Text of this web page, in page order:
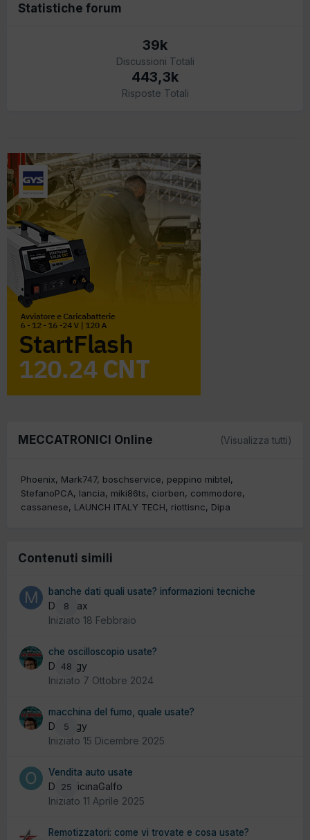
Statistiche forum
39k
Discussioni Totali
443,3k
Risposte Totali
MECCATRONICI Online (Visualizza tutti)
Phoenix Mark747 boschservice
peppino mibtel
StefanoPCA lancia miki86ts ciorben
commodore
cassanese
LAUNCH ITALY TECH riottisnc Dipa
Contenuti simili
8
banche dati quali usate? informazioni tecniche
Da maax
Iniziato 18 Febbraio
48
che oscilloscopio usate?
Da yogy
Iniziato 7 Ottobre 2024
5
macchina del fumo, quale usate?
Da yogy
Iniziato 15 Dicembre 2025
25
Vendita auto usate
Da OfficinaGalfo
Iniziato 11 Aprile 2025
Remotizzatori: come vi trovate e cosa usate?